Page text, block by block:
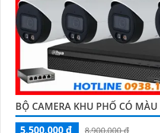
BỘ CAMERA KHU PHỐ CÓ
5,500,000 ₫
8,900,000 ₫